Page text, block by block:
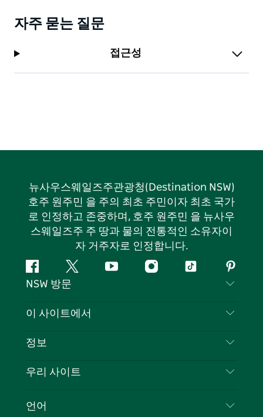
자주 묻는 질문
접근성
뉴사우스웨일즈주관광청(Destination NSW)
호주 원주민 을 주의 최초 주민이자 최초 국가
로 인정하고 존중하며, 호주 원주민 을 뉴사우
스웨일즈주 주 땅과 물의 전통적인 소유자이
자 거주자로 인정합니다.
페
이
북
지
다
유
인
틱
핀
터
스
NSW 방문
문의하기
쿠키 고지
이 사이트에서
목적지
이벤트
정보
여행 정보
뉴사우스웨일즈주 의 사업
우리 사이트
언어